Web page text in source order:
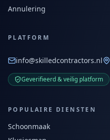
Annulering
PLATFORM
info@skilledcontractors.nl
Geverifieerd & veilig platform
POPULAIRE DIENSTEN
Schoonmaak